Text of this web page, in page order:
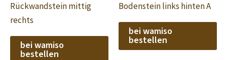
Rückwandstein mittig
rechts
bei wamiso
bestellen
Bodenstein links hinten A
bei wamiso
bestellen